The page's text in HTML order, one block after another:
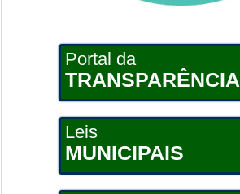
Portal da
TRANSPARÊNCIA
Leis
MUNICIPAIS